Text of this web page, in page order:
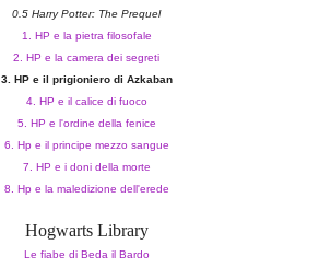
0.5 Harry Potter: The Prequel
1. HP e la pietra filosofale
2. HP e la camera dei segreti
3. HP e il prigioniero di Azkaban
4. HP e il calice di fuoco
5. HP e l'ordine della fenice
6. Hp e il principe mezzo sangue
7. HP e i doni della morte
8. Hp e la maledizione dell'erede
Hogwarts Library
Le fiabe di Beda il Bardo